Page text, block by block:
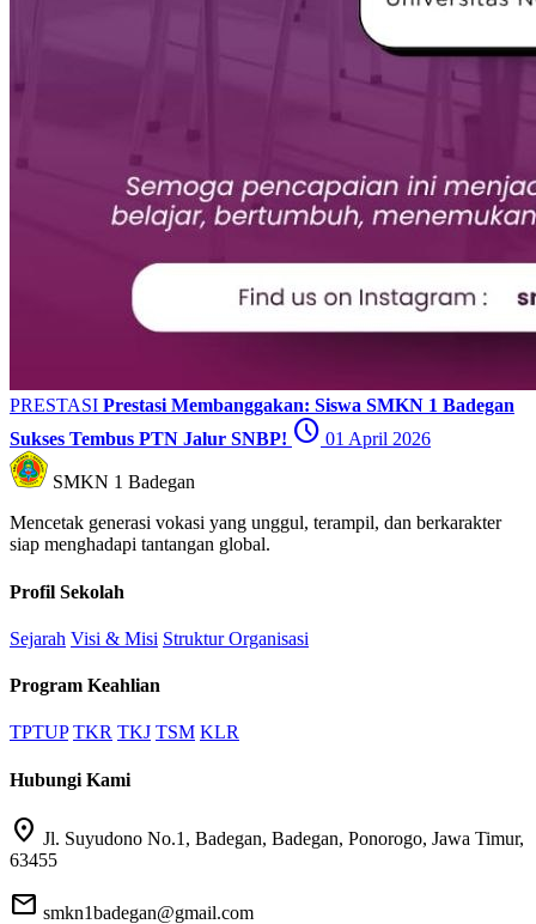
PRESTASI Prestasi Membanggakan: Siswa SMKN 1 Badegan
Sukses Tembus PTN Jalur SNBP! schedule 01 April 2026
SMKN 1 Badegan
Mencetak generasi vokasi yang unggul, terampil, dan berkarakter
siap menghadapi tantangan global.
Profil Sekolah
Sejarah Visi & Misi Struktur Organisasi
Program Keahlian
TPTUP TKR TKJ TSM KLR
Hubungi Kami
location_on Jl. Suyudono No.1, Badegan, Badegan, Ponorogo, Jawa Timur,
63455
mail smkn1badegan@gmail.com